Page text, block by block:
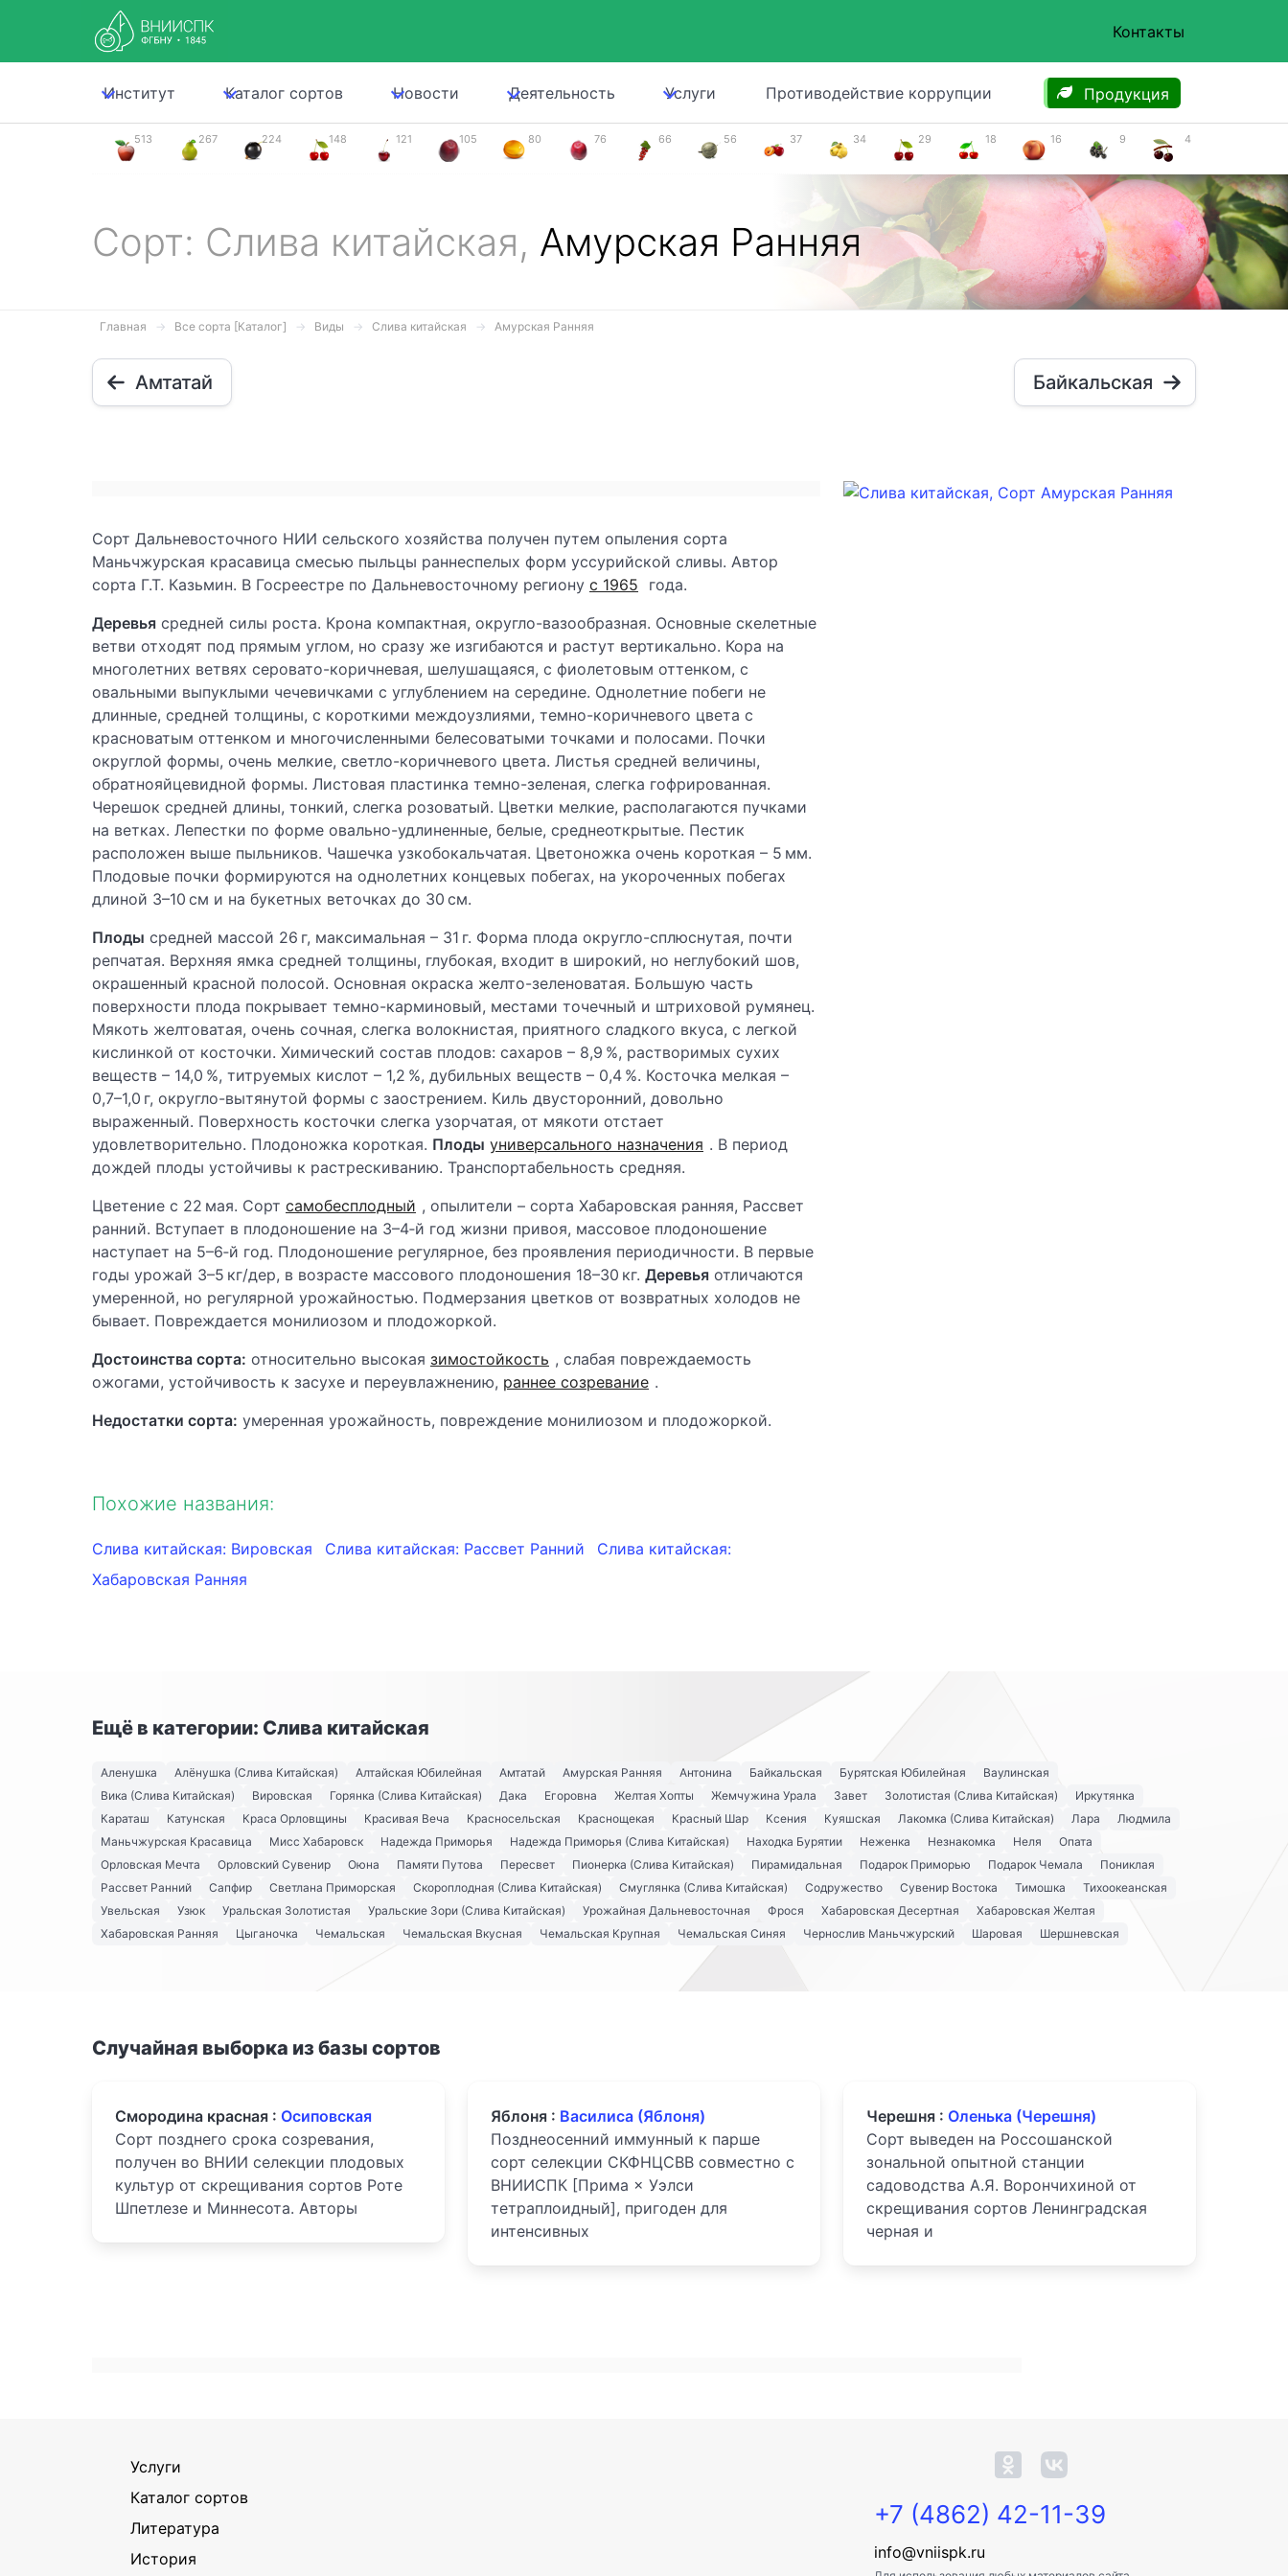
Контакты
Институт Каталог сортов Новости Деятельность Услуги Противодействие коррупции Продукция
513 267 224 148 121 105 80 76 66 56 37 34 29 18 16 9 4
Сорт: Слива китайская, Амурская Ранняя
Главная Все сорта [Каталог] Виды Слива китайская Амурская Ранняя
Амтатай Байкальская
Сорт Дальневосточного НИИ сельского хозяйства получен путем опыления сорта
Маньчжурская красавица смесью пыльцы раннеспелых форм уссурийской сливы. Автор
сорта Г.Т. Казьмин. В Госреестре по Дальневосточному региону с 1965
года.
Деревья средней силы роста. Крона компактная, округло-вазообразная. Основные скелетные
ветви отходят под прямым углом, но сразу же изгибаются и растут вертикально. Кора на
многолетних ветвях серовато-коричневая, шелушащаяся, с фиолетовым оттенком, с
овальными выпуклыми чечевичками с углублением на середине. Однолетние побеги не
длинные, средней толщины, с короткими междоузлиями, темно-коричневого цвета с
красноватым оттенком и многочисленными белесоватыми точками и полосами. Почки
округлой формы, очень мелкие, светло-коричневого цвета. Листья средней величины,
обратнояйцевидной формы. Листовая пластинка темно-зеленая, слегка гофрированная.
Черешок средней длины, тонкий, слегка розоватый. Цветки мелкие, располагаются пучками
на ветках. Лепестки по форме овально-удлиненные, белые, среднеоткрытые. Пестик
расположен выше пыльников. Чашечка узкобокальчатая. Цветоножка очень короткая – 5 мм.
Плодовые почки формируются на однолетних концевых побегах, на укороченных побегах
длиной 3–10 см и на букетных веточках до 30 см.
Плоды средней массой 26 г, максимальная – 31 г. Форма плода округло-сплюснутая, почти
репчатая. Верхняя ямка средней толщины, глубокая, входит в широкий, но неглубокий шов,
окрашенный красной полосой. Основная окраска желто-зеленоватая. Большую часть
поверхности плода покрывает темно-карминовый, местами точечный и штриховой румянец.
Мякоть желтоватая, очень сочная, слегка волокнистая, приятного сладкого вкуса, с легкой
кислинкой от косточки. Химический состав плодов: сахаров – 8,9 %, растворимых сухих
веществ – 14,0 %, титруемых кислот – 1,2 %, дубильных веществ – 0,4 %. Косточка мелкая –
0,7–1,0 г, округло-вытянутой формы с заострением. Киль двусторонний, довольно
выраженный. Поверхность косточки слегка узорчатая, от мякоти отстает
удовлетворительно. Плодоножка короткая. Плоды универсального назначения . В период
дождей плоды устойчивы к растрескиванию. Транспортабельность средняя.
Цветение с 22 мая. Сорт самобесплодный , опылители – сорта Хабаровская ранняя, Рассвет
ранний. Вступает в плодоношение на 3–4‑й год жизни привоя, массовое плодоношение
наступает на 5–6‑й год. Плодоношение регулярное, без проявления периодичности. В первые
годы урожай 3–5 кг/дер, в возрасте массового плодоношения 18–30 кг. Деревья отличаются
умеренной, но регулярной урожайностью. Подмерзания цветков от возвратных холодов не
бывает. Повреждается монилиозом и плодожоркой.
Достоинства сорта: относительно высокая зимостойкость , слабая повреждаемость
ожогами, устойчивость к засухе и переувлажнению, раннее созревание .
Недостатки сорта: умеренная урожайность, повреждение монилиозом и плодожоркой.
Похожие названия:
Слива китайская: Вировская Слива китайская: Рассвет Ранний
Слива китайская:
Хабаровская Ранняя
Ещё в категории: Слива китайская
Аленушка Алёнушка (Слива Китайская) Алтайская Юбилейная Амтатай Амурская Ранняя Антонина Байкальская Бурятская Юбилейная
Ваулинская
Вика (Слива Китайская)
Вировская Горянка (Слива Китайская) Дака Егоровна Желтая Хопты Жемчужина Урала Завет Золотистая (Слива Китайская)
Иркутянка
Караташ
Катунская Краса Орловщины Красивая Веча Красносельская Краснощекая Красный Шар Ксения Куяшская Лакомка (Слива Китайская) Лара
Людмила
Маньчжурская Красавица
Мисс Хабаровск Надежда Приморья Надежда Приморья (Слива Китайская) Находка Бурятии Неженка Незнакомка Неля
Опата
Орловская Мечта
Орловский Сувенир Оюна Памяти Путова Пересвет Пионерка (Слива Китайская) Пирамидальная Подарок Приморью Подарок Чемала
Пониклая
Рассвет Ранний
Сапфир Светлана Приморская Скороплодная (Слива Китайская) Смуглянка (Слива Китайская) Содружество Сувенир Востока Тимошка
Тихоокеанская
Увельская
Узюк Уральская Золотистая Уральские Зори (Слива Китайская) Урожайная Дальневосточная Фрося Хабаровская Десертная
Хабаровская Желтая
Хабаровская Ранняя
Цыганочка Чемальская Чемальская Вкусная Чемальская Крупная Чемальская Синяя Чернослив Маньчжурский Шаровая Шершневская
Случайная выборка из базы сортов
Смородина красная : Осиповская
Сорт позднего срока созревания,
получен во ВНИИ селекции плодовых
культур от скрещивания сортов Роте
Шпетлезе и Миннесота. Авторы
Яблоня : Василиса (Яблоня)
Позднеосенний иммунный к парше
сорт селекции СКФНЦСВВ совместно с
ВНИИСПК [Прима × Уэлси
тетраплоидный], пригоден для
интенсивных
Черешня : Оленька (Черешня)
Сорт выведен на Россошанской
зональной опытной станции
садоводства А.Я. Ворончихиной от
скрещивания сортов Ленинградская
черная и
Услуги
Каталог сортов
Литература
История
+7 (4862) 42-11-39
info@vniispk.ru